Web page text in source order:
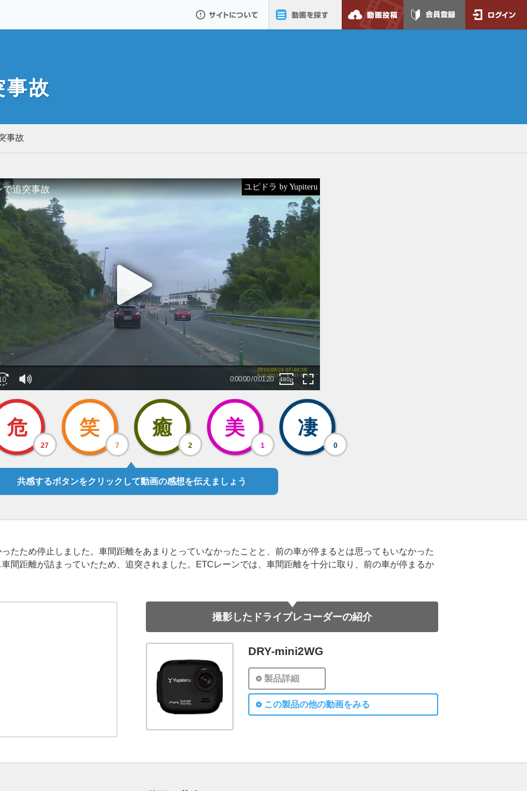
故
事故
ユピドラ by Yupiteru
危
27
笑
7
癒
2
美
1
凄
0
共感するボタンをクリックして動画の感想を伝えましょう
たため停止しました。車間距離をあまりとっていなかったことと、前の車が停まるとは思ってもいなかった
間距離が詰まっていたため、追突されました。ETCレーンでは、車間距離を十分に取り、前の車が停まるか
撮影したドライブレコーダーの紹介
DRY-mini2WG
製品詳細
この製品の他の動画をみる